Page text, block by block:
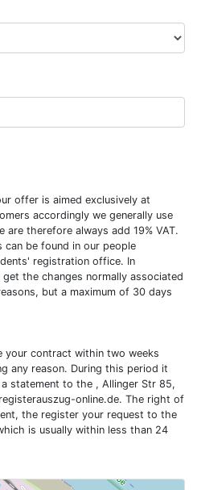
offer is aimed exclusively at
accordingly we generally use
are therefore always add 19% VAT.
can be found in our people
registration office. In
the changes normally associated
but a maximum of 30 days
your contract within two weeks
any reason. During this period it
statement to the , Allinger Str 85,
online.de. The right of
the register your request to the
is usually within less than 24